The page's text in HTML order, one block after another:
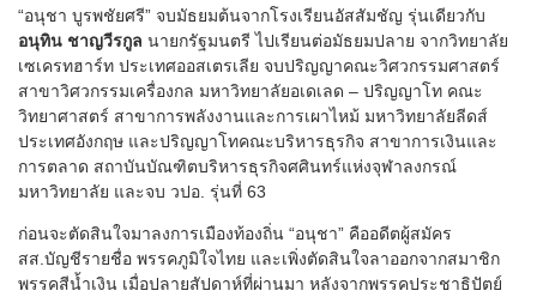
“อนุชา บูรพชัยศรี” จบมัธยมต้นจากโรงเรียนอัสสัมชัญ รุ่นเดียวกับ
อนุทิน ชาญวีรกูล นายกรัฐมนตรี ไปเรียนต่อมัธยมปลาย จากวิทยาลัย
เซเครทฮาร์ท ประเทศออสเตรเลีย จบปริญญาคณะวิศวกรรมศาสตร์
สาขาวิศวกรรมเครื่องกล มหาวิทยาลัยอเดเลด – ปริญญาโท คณะ
วิทยาศาสตร์ สาขาการพลังงานและการเผาไหม้ มหาวิทยาลัยลีดส์
ประเทศอังกฤษ และปริญญาโทคณะบริหารธุรกิจ สาขาการเงินและ
การตลาด สถาบันบัณฑิตบริหารธุรกิจศศินทร์แห่งจุฬาลงกรณ์
มหาวิทยาลัย และจบ วปอ. รุ่นที่ 63
ก่อนจะตัดสินใจมาลงการเมืองท้องถิ่น “อนุชา” คืออดีตผู้สมัคร
สส.บัญชีรายชื่อ พรรคภูมิใจไทย และเพิ่งตัดสินใจลาออกจากสมาชิก
พรรคสีน้ำเงิน เมื่อปลายสัปดาห์ที่ผ่านมา หลังจากพรรคประชาธิปัตย์